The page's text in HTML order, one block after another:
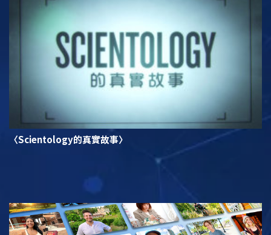
〈Scientology的真實故事〉